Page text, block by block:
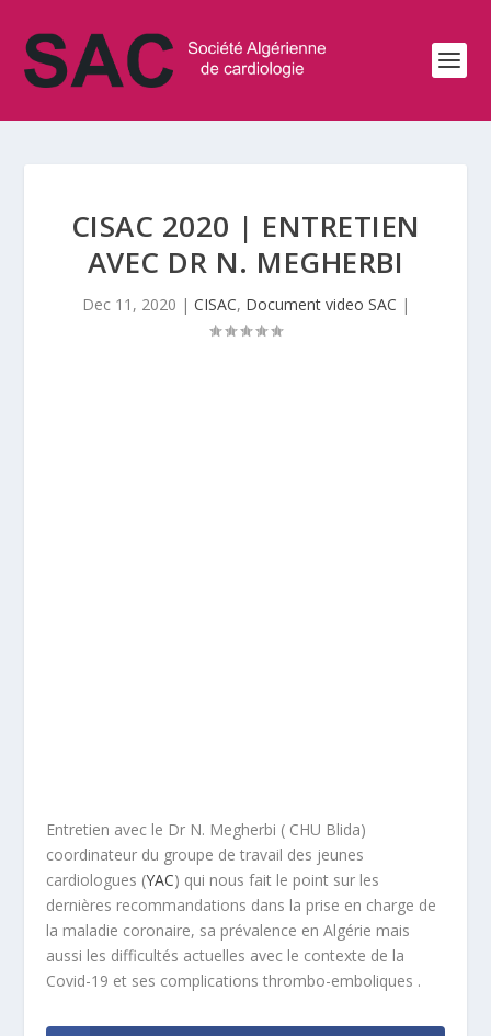
CISAC 2020 | ENTRETIEN
AVEC DR N. MEGHERBI
Dec 11, 2020 | CISAC, Document video SAC |
Entretien avec le Dr N. Megherbi ( CHU Blida)
coordinateur du groupe de travail des jeunes
cardiologues (YAC) qui nous fait le point sur les
dernières recommandations dans la prise en charge de
la maladie coronaire, sa prévalence en Algérie mais
aussi les difficultés actuelles avec le contexte de la
Covid-19 et ses complications thrombo-emboliques .